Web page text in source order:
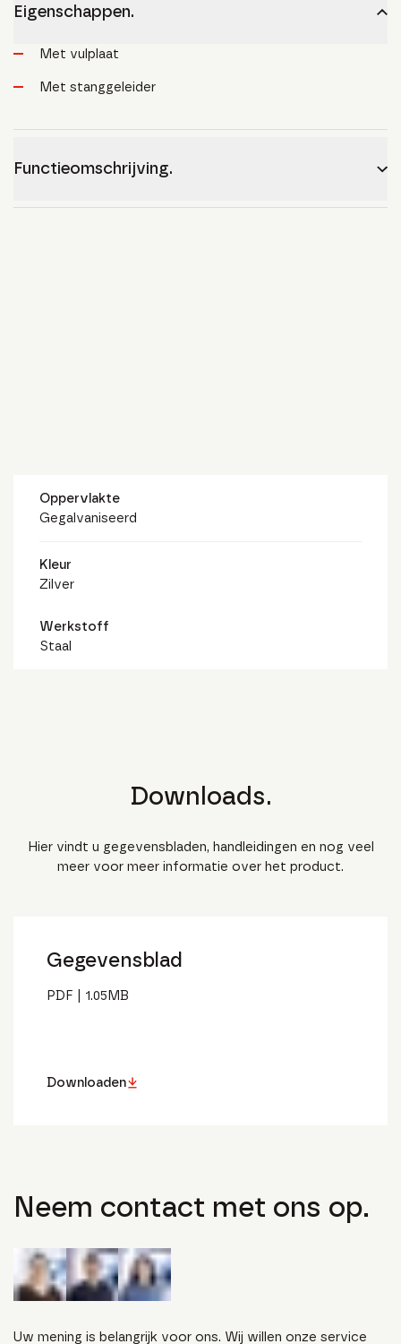
Eigenschappen.
Met vulplaat
Met stanggeleider
Functieomschrijving.
Oppervlakte
Gegalvaniseerd
Kleur
Zilver
Werkstoff
Staal
Downloads.
Hier vindt u gegevensbladen, handleidingen en nog veel
meer voor meer informatie over het product.
Gegevensblad
PDF 1.05MB
Downloaden
Neem contact met ons op.
Uw mening is belangrijk voor ons. Wij willen onze service